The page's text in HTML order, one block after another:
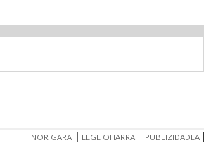
NOR GARA LEGE OHARRA PUBLIZIDADEA